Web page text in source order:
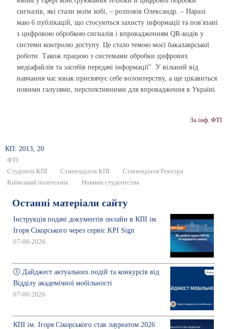
сигналів, які стали моїм хобі, – розповів Олександр. – Наразі
маю 6 публікацій, що стосуються захисту інформації та пов'язані
з цифровою обробкою сигналів і впровадженням QR-кодів у
системи контролю доступу. Це стало темою моєї бакалаврської
роботи. Також працюю з системами обробки цифрових
медіафайлів та засобів передачі інформації". У вільний від
навчання час юнак присвячує себе волонтерству, а ще цікавиться
новими галузями, перспективними для впровадження в Україні.
За інф. ФТІ
КП: 2013, 20
ФТІ
Студенти КПІ
Стипендіати КПІ
Стипендіати Ректора
Київський політехнік
Новини студентства
Останні матеріали сайту
Інструкція подачі документів онлайн в КПІ ім.
Ігоря Сікорського через сервіс KPI Sign
07-08-2026
🕔 Дайджест актуальних подій та конкурсів від
Відділу академічної мобільності
07-08-2026
КПІ ім. Ігоря Сікорського став лауреатом 2026